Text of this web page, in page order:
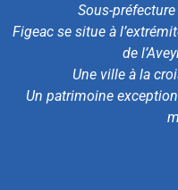
Sous-
Figeac se situe à
de
Une ville à la
Un patrimoine